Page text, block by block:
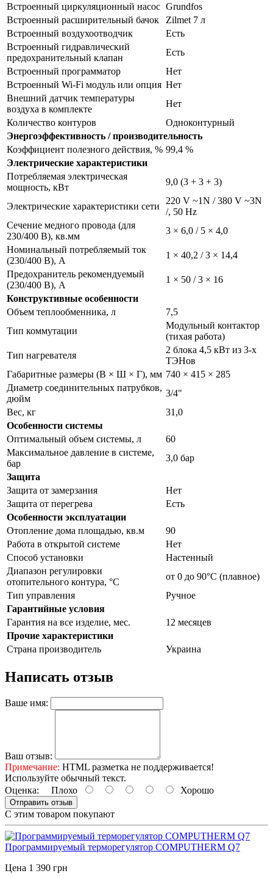
Встроенный циркуляционный насос Grundfos
Встроенный расширительный бачок
Zilmet 7 л
Встроенный воздухоотводчик
Есть
Встроенный гидравлический
предохранительный клапан
Есть
Встроенный программатор
Нет
Встроенный Wi-Fi модуль или опция Нет
Внешний датчик температуры
воздуха в комплекте
Нет
Количество контуров
Одноконтурный
Энергоэффективность / производительность
Коэффициент полезного действия, % 99,4 %
Электрические характеристики
Потребляемая электрическая
мощность, кВт
9,0 (3 + 3 + 3)
Электрические характеристики сети
220 V ~1N / 380 V ~3N
/, 50 Hz
Сечение медного провода (для
230/400 В), кв.мм
3 × 6,0 / 5 × 4,0
Номинальный потребляемый ток
(230/400 В), А
1 × 40,2 / 3 × 14,4
Предохранитель рекомендуемый
(230/400 В), А
1 × 50 / 3 × 16
Конструктивные особенности
Объем теплообменника, л
7,5
Тип коммутации
Модульный контактор
(тихая работа)
Тип нагревателя
2 блока 4,5 кВт из 3-х
ТЭНов
Габаритные размеры (В × Ш × Г), мм 740 × 415 × 285
Диаметр соединительных патрубков,
дюйм
3/4"
Вес, кг
31,0
Особенности системы
Оптимальный объем системы, л
60
Максимальное давление в системе,
бар
3,0 бар
Защита
Защита от замерзания
Нет
Защита от перегрева
Есть
Особенности эксплуатации
Отопление дома площадью, кв.м
90
Работа в открытой системе
Нет
Способ установки
Настенный
Диапазон регулировки
отопительного контура, °С
от 0 до 90°С (плавное)
Тип управления
Ручное
Гарантийные условия
Гарантия на все изделие, мес.
12 месяцев
Прочие характеристики
Страна производитель
Украина
Написать отзыв
Ваше имя:
Ваш отзыв:
Примечание: HTML разметка не поддерживается!
Используйте обычный текст.
Оценка: Плохо Хорошо
Отправить отзыв
С этим товаром покупают
Программируемый терморегулятор COMPUTHERM Q7
Цена 1 390 грн